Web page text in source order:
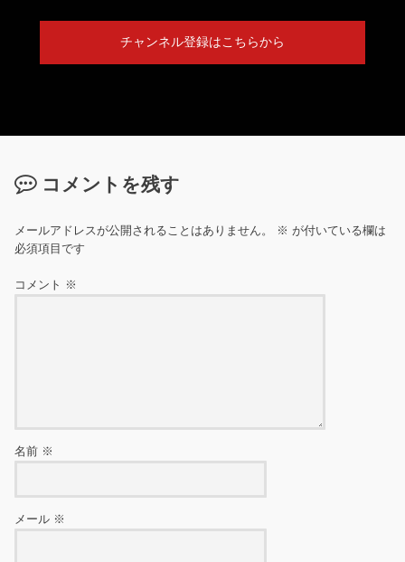
チャンネル登録はこちらから
コメントを残す
メールアドレスが公開されることはありません。 ※ が付いている欄は
必須項目です
コメント ※
名前 ※
メール ※